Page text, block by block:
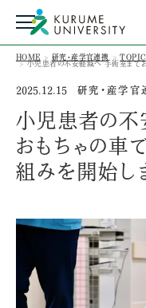
HOME 研究・産学官連携
小児患者の不安軽減へ 手術室まで
2025.12.15 研究・産学
小児患者の
おもちゃの車
組みを開始し